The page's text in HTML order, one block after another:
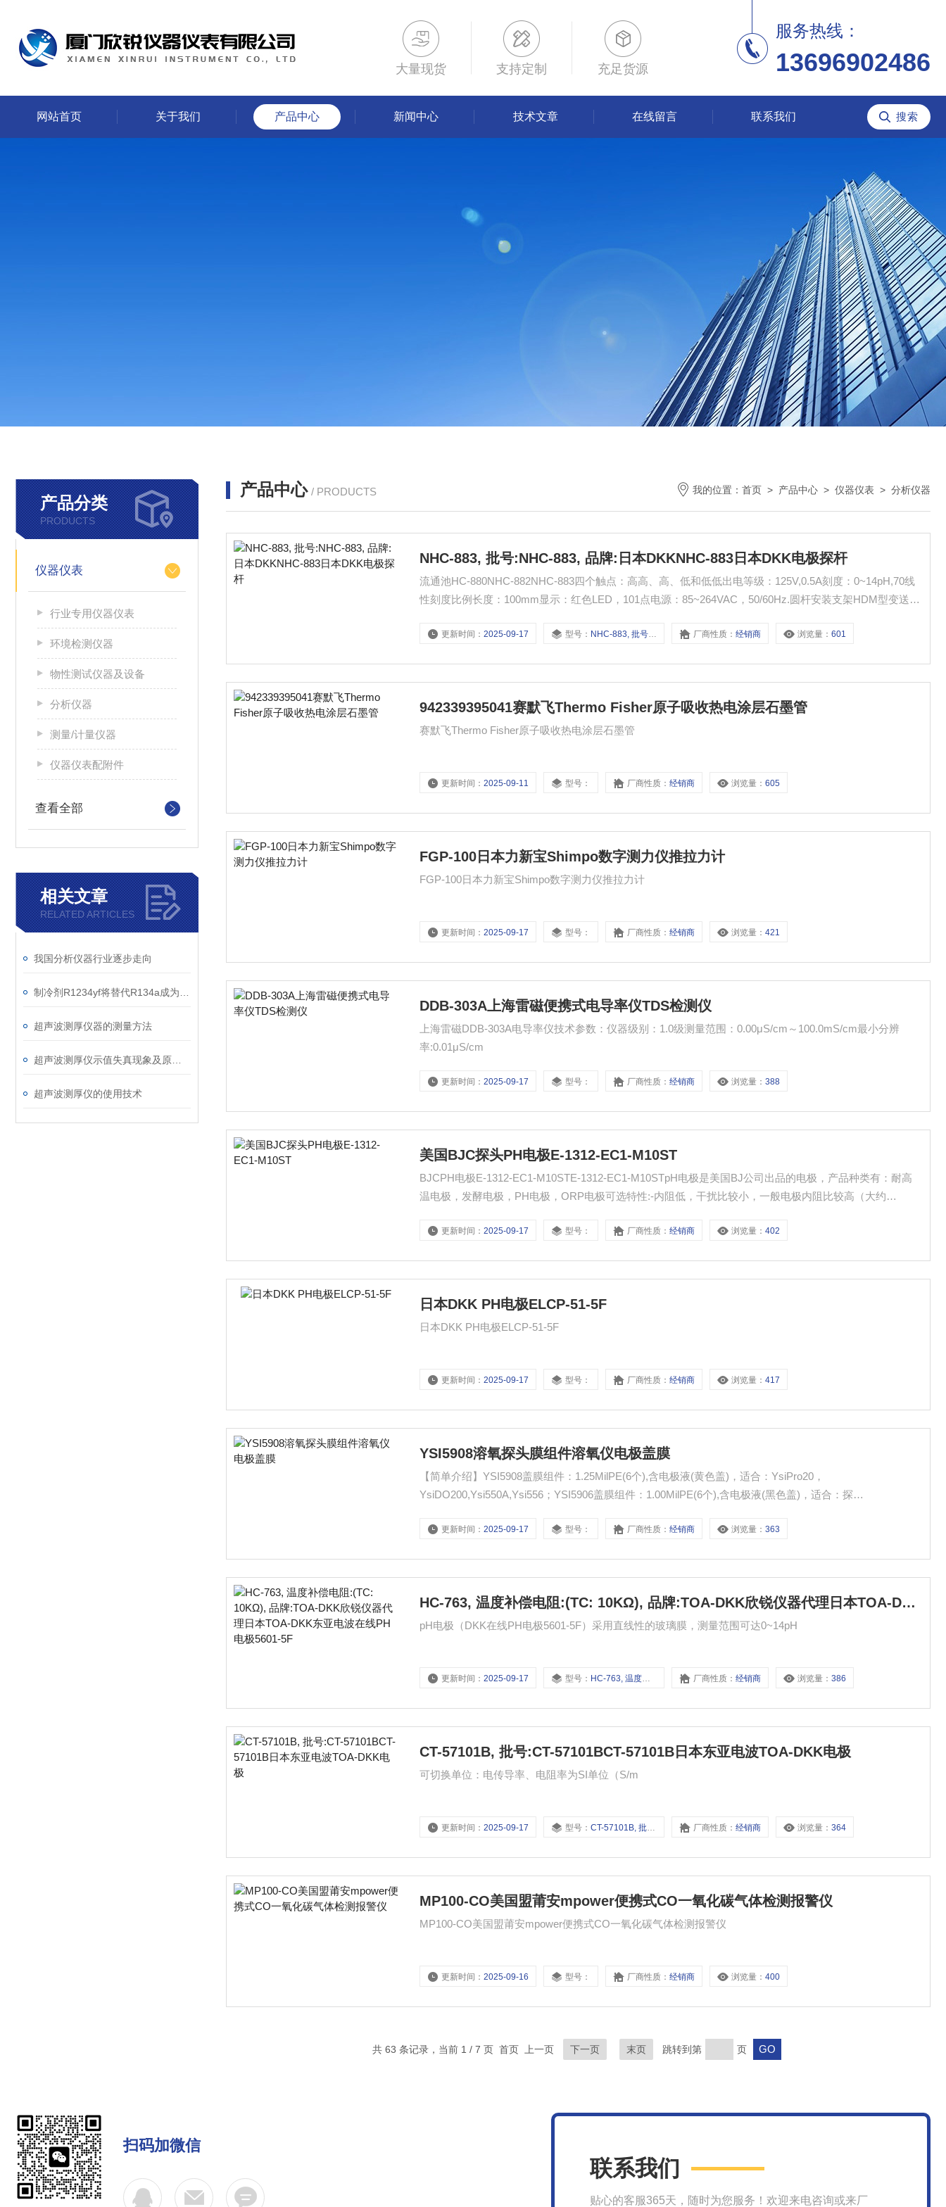
大量现货 支持定制 充足货源
服务热线：
13696902486
网站首页 关于我们 产品中心 新闻中心 技术文章 在线留言 联系我们
产品分类
PRODUCTS
仪器仪表
行业专用仪器仪表
环境检测仪器
物性测试仪器及设备
分析仪器
测量/计量仪器
仪器仪表配附件
查看全部
相关文章
RELATED ARTICLES
我国分析仪器行业逐步走向
超声波测厚仪器的测量方法
超声波测厚仪的使用技术
产品中心 / PRODUCTS 我的位置： 首页 > 产品中心 > 仪器仪表 > 分析仪器
NHC-883, 批号:NHC-883, 品牌:日本DKKNHC-883日本DKK电极探杆
流通池HC-880NHC-882NHC-883四个触点：高高、高、低和低低出电等级：125V,0.5A刻度：0~14pH,70线
性刻度比例长度：100mm显示：红色LED，101点电源：85~264VAC，50/60Hz.圆杆安装支架HDM型变送器
更新时间：2025-09-17 型号： NHC-883, 批号:NHC-883, 品牌:日本DKK 厂商性质：经销商 浏览量：601
942339395041赛默飞Thermo Fisher原子吸收热电涂层石墨管
赛默飞Thermo Fisher原子吸收热电涂层石墨管
更新时间：2025-09-11 型号： 厂商性质：经销商 浏览量：605
FGP-100日本力新宝Shimpo数字测力仪推拉力计
FGP-100日本力新宝Shimpo数字测力仪推拉力计
更新时间：2025-09-17 型号： 厂商性质：经销商 浏览量：421
DDB-303A上海雷磁便携式电导率仪TDS检测仪
上海雷磁DDB-303A电导率仪技术参数：仪器级别：1.0级测量范围：0.00μS/cm～100.0mS/cm最小分辨
率:0.01μS/cm
更新时间：2025-09-17 型号： 厂商性质：经销商 浏览量：388
美国BJC探头PH电极E-1312-EC1-M10ST
BJCPH电极E-1312-EC1-M10STE-1312-EC1-M10STpH电极是美国BJ公司出品的电极，产品种类有：耐高
温电极，发酵电极，PH电极，ORP电极可选特性:-内阻低，干扰比较小，一般电极内阻比较高（大约
更新时间：2025-09-17 型号： 厂商性质：经销商 浏览量：402
日本DKK PH电极ELCP-51-5F
日本DKK PH电极ELCP-51-5F
更新时间：2025-09-17 型号： 厂商性质：经销商 浏览量：417
YSI5908溶氧探头膜组件溶氧仪电极盖膜
【简单介绍】YSI5908盖膜组件：1.25MilPE(6个),含电极液(黄色盖)，适合：YsiPro20，
YsiDO200,Ysi550A,Ysi556；YSI5906盖膜组件：1.00MilPE(6个),含电极液(黑色盖)，适合：探
更新时间：2025-09-17 型号： 厂商性质：经销商 浏览量：363
HC-763, 温度补偿电阻:(TC: 10KΩ), 品牌:TOA-DKK欣锐仪器代理日本TOA-DKK东亚电波在线PH电极5601-5F
pH电极（DKK在线PH电极5601-5F）采用直线性的玻璃膜，测量范围可达0~14pH
更新时间：2025-09-17 型号： HC-763, 温度补偿电阻:(TC: 10KΩ), 品牌:TOA-DKK 厂商性质：经销商 浏览量：386
CT-57101B, 批号:CT-57101BCT-57101B日本东亚电波TOA-DKK电极
可切换单位：电传导率、电阻率为SI单位（S/m
更新时间：2025-09-17 型号：CT-57101B, 批号:CT-57101B 厂商性质：经销商 浏览量：364
MP100-CO美国盟莆安mpower便携式CO一氧化碳气体检测报警仪
MP100-CO美国盟莆安mpower便携式CO一氧化碳气体检测报警仪
更新时间：2025-09-16 型号： 厂商性质：经销商 浏览量：400
共 63 条记录，当前 1 / 7 页 首页 上一页 下一页 末页 跳转到第 页
扫码加微信
联系我们
贴心的客服365天，随时为您服务！欢迎来电咨询或来厂